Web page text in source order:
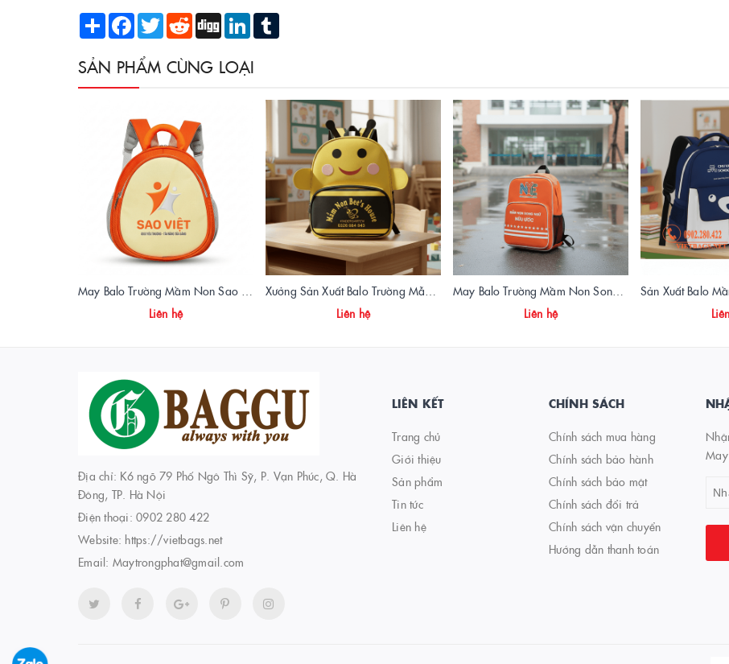
Share Facebook
Twitter Reddit Digg LinkedIn
SẢN PHẨM CÙNG LOẠI
Liên hệ
Liên hệ
May Balo Trường Mầm Non Song Ngữ Nữu Ước - Xưởng Sản Xuất Vietbags
Liên hệ
Địa chỉ: K6 ngõ 79 Phố Ngô Thì Sỹ, P. Vạn Phúc, Q. Hà
Đông, TP. Hà Nội
Điện thoại: 0902 280 422
Website: https://vietbags.net
Email: Maytrongphat@gmail.com
LIÊN KẾT
Trang chủ
Giới thiệu
Sản phẩm
Tin tức
Liên hệ
CHÍNH SÁCH
Chính sách mua hàng
Chính sách bảo hành
Chính sách bảo mật
Chính sách đổi trả
Chính sách vận chuyển
Hướng dẫn thanh toán